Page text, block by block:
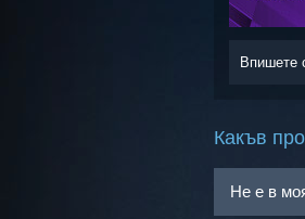
Впишете
Какъв
Не е в